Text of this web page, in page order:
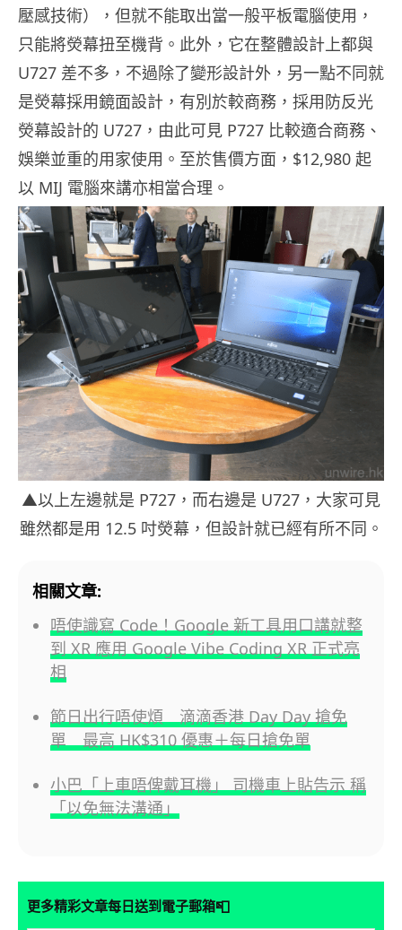
壓感技術），但就不能取出當一般平板電腦使用，
只能將熒幕扭至機背。此外，它在整體設計上都與
U727 差不多，不過除了變形設計外，另一點不同就
是熒幕採用鏡面設計，有別於較商務，採用防反光
熒幕設計的 U727，由此可見 P727 比較適合商務、
娛樂並重的用家使用。至於售價方面，$12,980 起
以 MIJ 電腦來講亦相當合理。
▲以上左邊就是 P727，而右邊是 U727，大家可見
雖然都是用 12.5 吋熒幕，但設計就已經有所不同。
相關文章:
唔使識寫 Code！Google 新工具用口講就整
到 XR 應用 Google Vibe Coding XR 正式亮
相
節日出行唔使煩 滴滴香港 Day Day 搶免
單 最高 HK$310 優惠＋每日搶免單
小巴「上車唔俾戴耳機」 司機車上貼告示 稱
「以免無法溝通」
更多精彩文章每日送到電子郵箱📮